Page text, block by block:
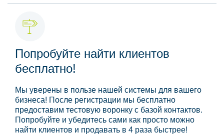
Попробуйте найти клиентов
бесплатно!
Мы уверены в пользе нашей системы для вашего
бизнеса! После регистрации мы бесплатно
предоставим тестовую воронку с базой контактов.
Попробуйте и убедитесь сами как просто можно
найти клиентов и продавать в 4 раза быстрее!